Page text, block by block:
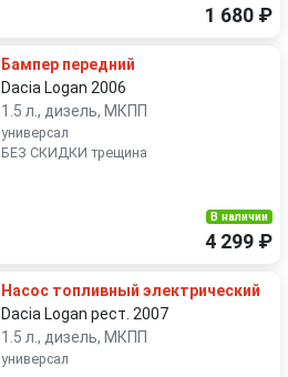
1 680 ₽
Бампер передний
Dacia Logan 2006
1.5 л., дизель, МКПП
универсал
БЕЗ СКИДКИ трещина
В наличии
4 299 ₽
Насос топливный электрический
Dacia Logan рест. 2007
1.5 л., дизель, МКПП
универсал